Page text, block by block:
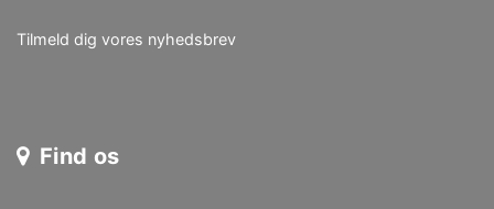
Tilmeld dig vores nyhedsbrev
Find os